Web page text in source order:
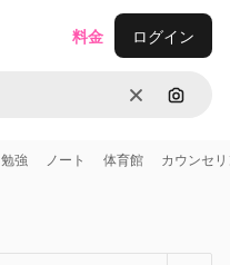
消去 画像で
料金 ログイン
勉強 ノート 体育館 カウンセ